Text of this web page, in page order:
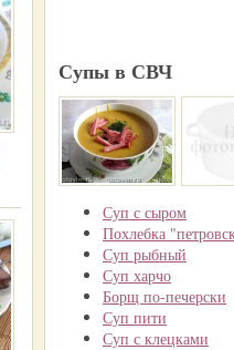
Супы в СВЧ
Суп с сыром
Похлебка
Суп рыбный
Суп харчо
Борщ по-печерски
Суп пити
Суп с клецками